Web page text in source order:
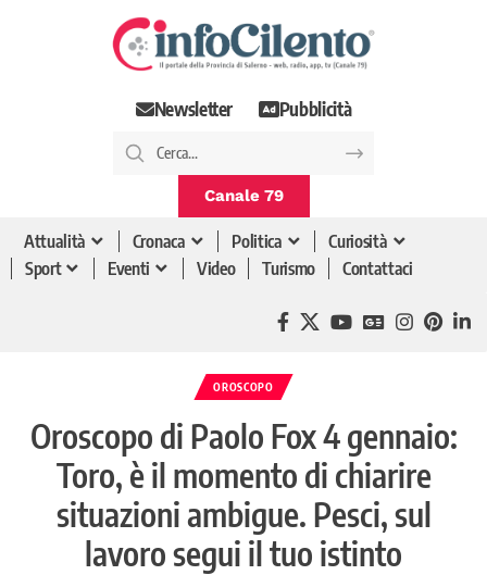
Newsletter Pubblicità
Canale 79
Attualità Cronaca Politica
Curiosità
Sport
Eventi Video Turismo Contattaci
OROSCOPO
Oroscopo di Paolo Fox 4 gennaio:
Toro, è il momento di chiarire
situazioni ambigue. Pesci, sul
lavoro segui il tuo istinto